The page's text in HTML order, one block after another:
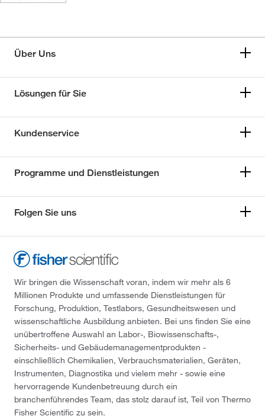
Über Uns
Lösungen für Sie
Kundenservice
Programme und Dienstleistungen
Folgen Sie uns
Wir bringen die Wissenschaft voran, indem wir mehr als 6
Millionen Produkte und umfassende Dienstleistungen für
Forschung, Produktion, Testlabors, Gesundheitswesen und
wissenschaftliche Ausbildung anbieten. Bei uns finden Sie eine
unübertroffene Auswahl an Labor-, Biowissenschafts-,
Sicherheits- und Gebäudemanagementprodukten -
einschließlich Chemikalien, Verbrauchsmaterialien, Geräten,
Instrumenten, Diagnostika und vielem mehr - sowie eine
hervorragende Kundenbetreuung durch ein
branchenführendes Team, das stolz darauf ist, Teil von Thermo
Fisher Scientific zu sein.